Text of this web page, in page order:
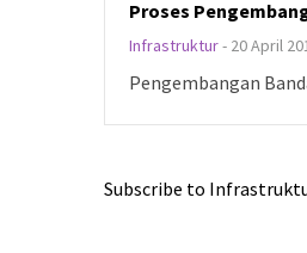
Proses
Infrastruktur- 20 April
Pengembangan
Subscribe to